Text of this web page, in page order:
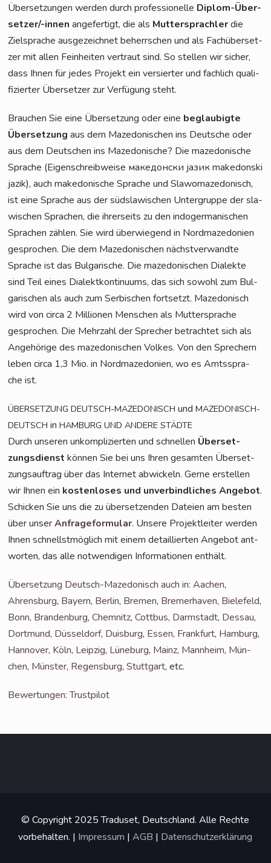
Über­set­zun­gen wer­den durch pro­fes­sio­nel­le Diplom-Über­
set­zer/-innen ange­fer­tigt, die als Mut­ter­sprach­lerdie
Ziel­spra­che aus­ge­zeich­net beherr­schen und als Fach­über­set­
zer mit allen Fein­hei­ten ver­traut sind. So stel­len wir sicher,
dass Ihnen für jedes Pro­jekt ein ver­sier­ter und fach­lich qua­li­
fi­zier­ter Über­set­zer zur Ver­fü­gung steht.
Brau­chen Sie eine Über­set­zung oder eine beglau­big­te
Über­set­zung aus dem Maze­do­ni­schen ins Deut­sche oder
aus dem Deut­schen ins Maze­do­ni­sche? Die maze­do­ni­sche
Spra­che (Eigen­schreib­wei­se македонски јазик make­don­ski
jazik), auch make­do­ni­sche Spra­che und Sla­wo­ma­ze­do­nisch,
ist eine Spra­che aus der süd­sla­wi­schen Unter­grup­pe der sla­
wi­schen Spra­chen, die ihrer­seits zu den indo­ger­ma­ni­schen
Spra­chen zäh­len. Sie wird über­wie­gend in Nord­ma­ze­do­ni­en
gespro­chen. Die dem Maze­do­ni­schen nächst­ver­wand­te
Spra­che ist das Bul­ga­ri­sche. Die maze­do­ni­schen Dia­lek­te
sind Teil eines Dia­lekt­kon­ti­nu­ums, das sich sowohl zum Bul­
ga­ri­schen als auch zum Ser­bi­schen fort­setzt. Maze­do­nisch
wird von cir­ca 2 Mil­lio­nen Men­schen als Mut­ter­spra­che
gespro­chen. Die Mehr­zahl der Spre­cher betrach­tet sich als
Ange­hö­ri­ge des maze­do­ni­schen Vol­kes. Von den Spre­chern
leben cir­ca 1,3 Mio. in Nord­ma­ze­do­ni­en, wo es Amts­spra­
che ist.
ÜBERSETZUNG DEUTSCH-MAZEDONISCH undMAZEDONISCH-
DEUTSCH inHAMBURG UND ANDERE STÄDTE
Durch unse­ren unkom­pli­zier­ten und schnel­len Über­set­
zungs­dienst kön­nen Sie bei uns Ihren gesam­ten Über­set­
zungs­auf­trag über das Inter­net abwi­ckeln. Ger­ne erstel­len
wir Ihnen ein kos­ten­lo­ses und unver­bind­li­ches Ange­bot.
Schi­cken Sie uns die zu über­set­zen­den Datei­en am bes­ten
über unserAnfra­ge­for­mu­lar. Unse­re Pro­jekt­lei­ter wer­den
Ihnen schnellst­mög­lich mit einem detail­lier­ten Ange­bot ant­
wor­ten, das alle not­wen­di­gen Infor­ma­tio­nen enthält.
Über­set­zung Deutsch-Maze­do­nisch auch in: Aachen,
Ahrens­burg, Bay­ern, Ber­lin, Bre­men, Bre­mer­ha­ven, Bie­le­feld,
Bonn, Bran­den­burg,Chem­nitz,Cott­bus, Darm­stadt, Des­sau,
Dort­mund, Düs­sel­dorf, Duis­burg, Essen, Frank­furt, Ham­burg,
Han­no­ver, Köln, Leip­zig, Lüne­burg, Mainz, Mann­heim, Mün­
chen, Müns­ter, Regens­burg,Stutt­gart, etc.
Bewer­tun­gen: Trustpilot
© Copyright 2025 Traduset, Deutschland. Alle Rechte
vorbehalten. | Impressum |AGB | Datenschutzerklärung